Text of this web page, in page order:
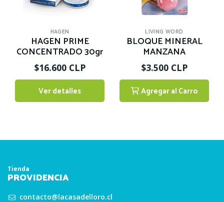
HAGEN
HAGEN PRIME
CONCENTRADO 30gr
$16.600 CLP
Ver detalles
LIVING WORD
BLOQUE MINERAL
MANZANA
$3.500 CLP
Agregar al Carro
Tienda
PROVIDENCIA
contacto@lacasadelloro.cl